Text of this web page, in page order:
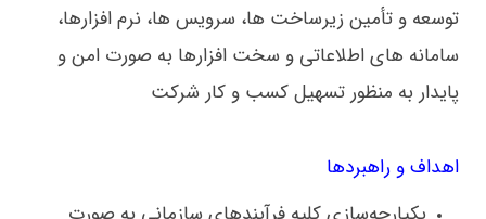
توسعه و تأمین زیرساخت ها، سرویس ها، نرم افزارها،
سامانه های اطلاعاتی و سخت افزارها به صورت امن و
پایدار به منظور تسهیل کسب و کار شرکت
اهداف و راهبردها